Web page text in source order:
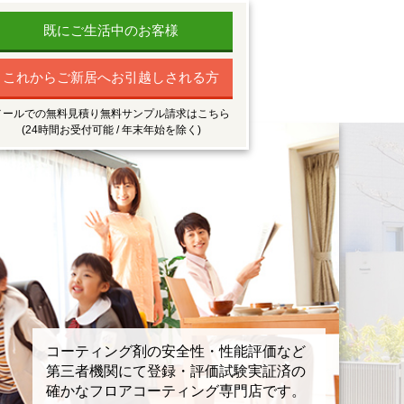
既にご生活中のお客様
これからご新居へお引越しされる方
ールでの無料見積り無料サンプル請求はこちら
(24時間お受付可能 / 年末年始を除く)
コーティング剤の安全性・性能評価など
第三者機関にて登録・評価試験実証済の
確かなフロアコーティング専門店です。